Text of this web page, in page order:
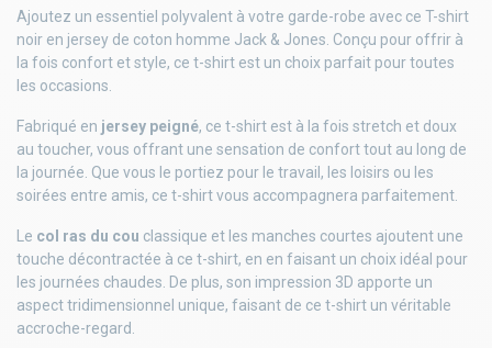
Ajoutez un essentiel polyvalent à votre garde-robe avec ce T-shirt
noir en jersey de coton homme Jack & Jones. Conçu pour offrir à
la fois confort et style, ce t-shirt est un choix parfait pour toutes
les occasions.
Fabriqué en jersey peigné, ce t-shirt est à la fois stretch et doux
au toucher, vous offrant une sensation de confort tout au long de
la journée. Que vous le portiez pour le travail, les loisirs ou les
soirées entre amis, ce t-shirt vous accompagnera parfaitement.
Le col ras du cou classique et les manches courtes ajoutent une
touche décontractée à ce t-shirt, en en faisant un choix idéal pour
les journées chaudes. De plus, son impression 3D apporte un
aspect tridimensionnel unique, faisant de ce t-shirt un véritable
accroche-regard.